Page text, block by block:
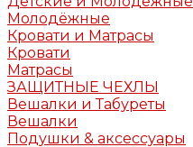
Молодёжные
Кровати и Матрасы
Кровати
Матрасы
ЗАЩИТНЫЕ ЧЕХЛЫ
Вешалки и Табуреты
Вешалки
Подушки & аксессуары